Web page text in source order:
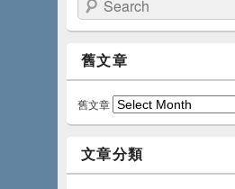
舊文章
舊文章
文章分類